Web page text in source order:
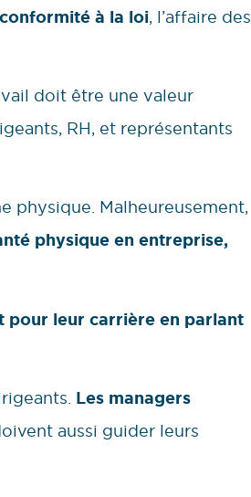
à la loi, l’affaire des
doit être une valeur
RH, et représentants
physique. Malheureusement,
physique en entreprise,
pour leur carrière en parlant
Les managers
aussi guider leurs